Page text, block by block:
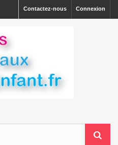
Connexion
Contactez-nous